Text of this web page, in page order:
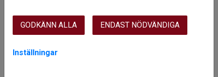
lekplats (mindre fotbollplan, gräsyta) samt närhet till natur,
sjö och Arvidsjaurs golfbana. Gångavstånd till
livsmedelsaffär, busshållplats och dagis/skola.
GODKÄNN ALLA ENDAST NÖDVÄNDIGA
Inställningar